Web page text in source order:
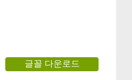
글꼴 다운로드